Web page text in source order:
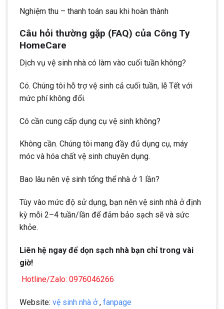
Nghiệm thu – thanh toán sau khi hoàn thành
Câu hỏi thường gặp (FAQ) của Công Ty
HomeCare
Dịch vụ vệ sinh nhà có làm vào cuối tuần không?
Có. Chúng tôi hỗ trợ vệ sinh cả cuối tuần, lễ Tết với
mức phí không đổi.
Có cần cung cấp dụng cụ vệ sinh không?
Không cần. Chúng tôi mang đầy đủ dụng cụ, máy
móc và hóa chất vệ sinh chuyên dụng.
Bao lâu nên vệ sinh tổng thể nhà ở 1 lần?
Tùy vào mức độ sử dụng, bạn nên vệ sinh nhà ở định
kỳ mỗi 2–4 tuần/lần để đảm bảo sạch sẽ và sức
khỏe.
Liên hệ ngay để dọn sạch nhà bạn chỉ trong vài
giờ!
Hotline/Zalo: 0976046266
Website: vệ sinh nhà ở, fanpage